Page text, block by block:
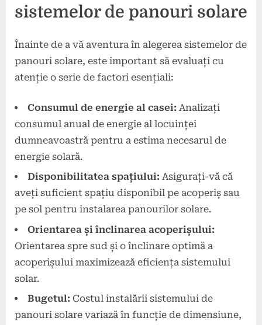
sistemelor de panouri solare
Înainte de a vă aventura în alegerea sistemelor de
panouri solare, este important să evaluați cu
atenție o serie de factori esențiali:
Consumul de energie al casei: Analizați
consumul anual de energie al locuinței
dumneavoastră pentru a estima necesarul de
energie solară.
Disponibilitatea spațiului: Asigurați-vă că
aveți suficient spațiu disponibil pe acoperiș sau
pe sol pentru instalarea panourilor solare.
Orientarea și înclinarea acoperișului:
Orientarea spre sud și o înclinare optimă a
acoperișului maximizează eficiența sistemului
solar.
Bugetul: Costul instalării sistemului de
panouri solare variază în funcție de dimensiune,